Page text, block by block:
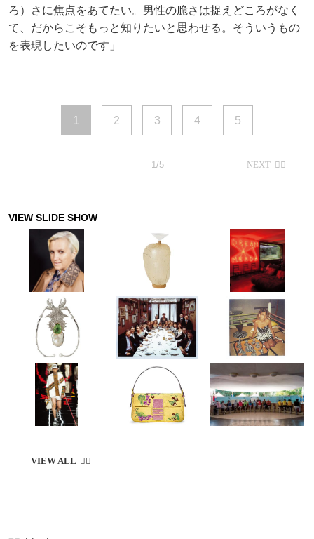
ろ）さに焦点をあてたい。男性の脆さは捉えどころがなく
て、だからこそもっと知りたいと思わせる。そういうもの
を表現したいのです」
1 2 3 4 5
1/5